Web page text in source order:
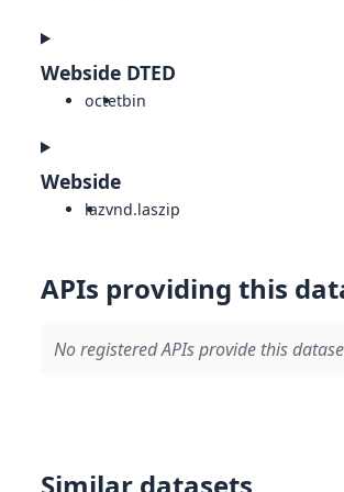
Webside DTED
octetbin
Webside
lazvnd.laszip
APIs providing this
No registered APIs provide this
Similar datasets